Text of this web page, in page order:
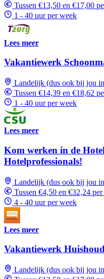
Tussen €13,50 en €17,00
1 - 40 uur per week
Lees meer
Vakantiewerk
Landelijk (dus ook bij jou
Tussen €14,39 en €18,62
1 - 40 uur per week
Lees meer
Kom werken in de
Hotelprofessionals!
Landelijk (dus ook bij jou
Tussen €4,50 en €32,24
4 - 40 uur per week
Lees meer
Vakantiewerk
Landelijk (dus ook bij jou